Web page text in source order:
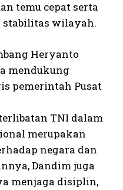
temu cepat serta
stabilitas wilayah.
Heryanto
mendukung
pemerintah Pusat
TNI dalam
merupakan
negara dan
Dandim juga
menjaga disiplin,